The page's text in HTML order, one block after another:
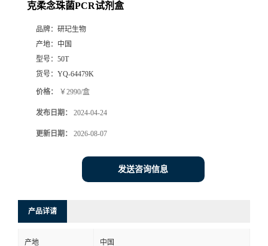
克柔念珠菌PCR试剂盒
品牌： 研玘生物
产地： 中国
型号： 50T
货号： YQ-64479K
价格： ￥2990/盒
发布日期： 2024-04-24
更新日期： 2026-08-07
发送咨询信息
产品详请
产地 中国